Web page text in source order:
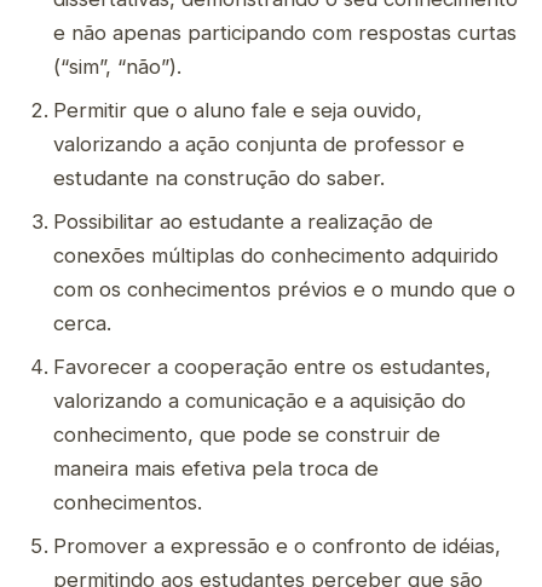
e não apenas participando com respostas curtas
(“sim”, “não”).
Permitir que o aluno fale e seja ouvido,
valorizando a ação conjunta de professor e
estudante na construção do saber.
Possibilitar ao estudante a realização de
conexões múltiplas do conhecimento adquirido
com os conhecimentos prévios e o mundo que o
cerca.
Favorecer a cooperação entre os estudantes,
valorizando a comunicação e a aquisição do
conhecimento, que pode se construir de
maneira mais efetiva pela troca de
conhecimentos.
Promover a expressão e o confronto de idéias,
permitindo aos estudantes perceber que são